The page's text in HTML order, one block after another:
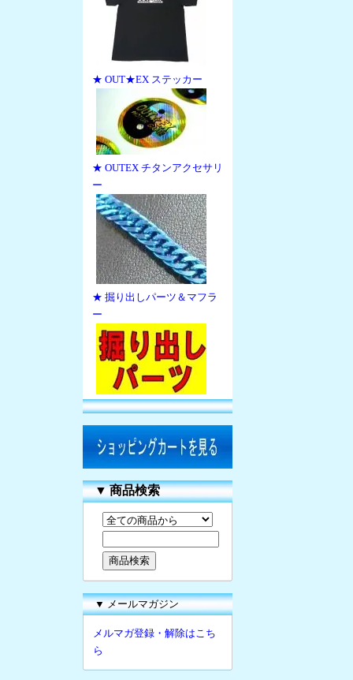
★ OUT★EX ステッカー
★ OUTEX チタンアクセサリ
ー
★ 掘り出しパーツ＆マフラ
ー
▼商品検索
▼ メールマガジン
メルマガ登録・解除はこち
ら